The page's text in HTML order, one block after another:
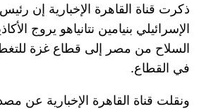
ذكرت قناة القاهرة الإخبارية إن رئيس
الإسرائيلي بنيامين نتانياهو يروج
السلاح من مصر إلى قطاع غزة
في القطاع.
ونقلت قناة القاهرة الإخبارية عن